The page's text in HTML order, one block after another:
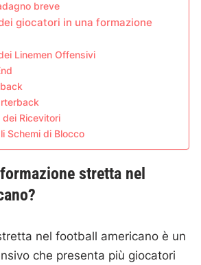
breve
giocatori in una formazione
Linemen Offensivi
dei Ricevitori
Schemi di Blocco
stretta nel
nel football americano è un
che presenta più giocatori